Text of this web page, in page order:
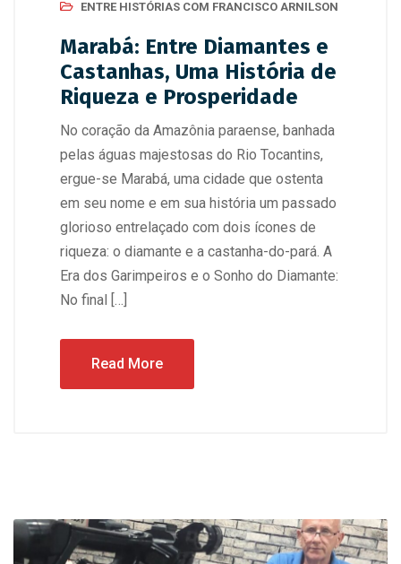
ENTRE HISTÓRIAS COM FRANCISCO ARNILSON
Marabá: Entre Diamantes e
Castanhas, Uma História de
Riqueza e Prosperidade
No coração da Amazônia paraense, banhada
pelas águas majestosas do Rio Tocantins,
ergue-se Marabá, uma cidade que ostenta
em seu nome e em sua história um passado
glorioso entrelaçado com dois ícones de
riqueza: o diamante e a castanha-do-pará. A
Era dos Garimpeiros e o Sonho do Diamante:
No final […]
Read More